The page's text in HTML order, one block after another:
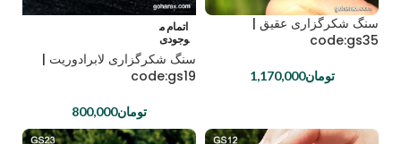
سنگ شکرگزاری عقیق |
code:gs35
تومان1,170,000
اتمام م
وجودی
سنگ شکرگزاری لابرادوریت |
code:gs19
تومان800,000